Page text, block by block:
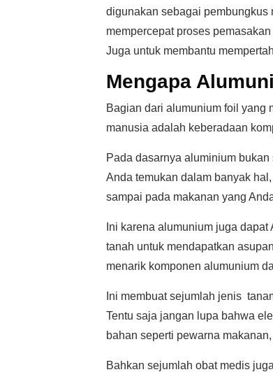
digunakan sebagai pembungkus
mempercepat proses
Juga untuk membantu
Mengapa
Bagian dari alumunium foil yang
manusia adalah keberadaan
Pada dasarnya aluminium
Anda temukan dalam banyak
sampai pada makanan yang
Ini karena alumunium juga
tanah untuk mendapatkan
menarik komponen alumunium
Ini membuat sejumlah jenis
Tentu saja jangan lupa bahwa
bahan seperti pewarna
Bahkan sejumlah obat medis